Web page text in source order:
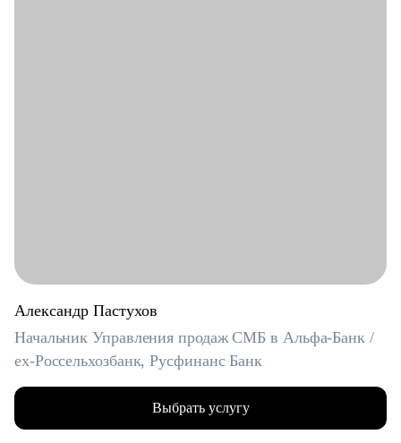
Александр Пастухов
Начальник Управления продаж СМБ в Альфа-Банк /
ex-Россельхозбанк, Русфинанс Банк
Выбрать услугу